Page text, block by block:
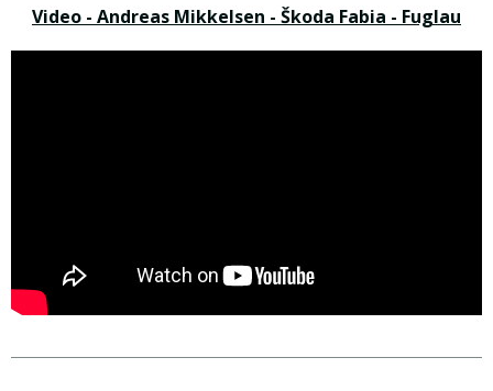
Video - Andreas Mikkelsen - Škoda Fabia - Fuglau